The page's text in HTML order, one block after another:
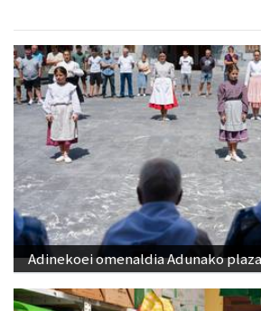
Adinekoei omenaldia Adunako